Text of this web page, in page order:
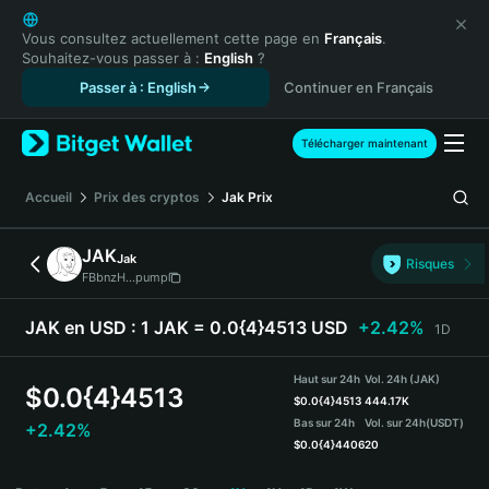
English
日本語
Tiếng Việt
Español (Latinoamérica)
Türkçe
Français
Deutsch
简体中文
繁體中文
Português (Portugal)
Bahasa Indonesia
ภาษาไทย
Español
Español (Argentina)
Vous consultez actuellement cette page en Français.
Souhaitez-vous passer à : English ?
Passer à : English
Continuer en Français
Télécharger maintenant
Accueil Prix des cryptos Jak Prix
JAKJak
FBbnzH...pump
Risques
JAK en USD : 1 JAK = 0.0{4}4513 USD +2.42% 1D
$0.0{4}4513
+2.42%
Haut sur 24h
$0.0{4}4513
Bas sur 24h
$0.0{4}4406
Vol. 24h (JAK)
444.17K
Vol. sur 24h(USDT)
20